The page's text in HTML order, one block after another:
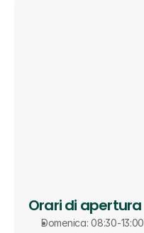
Orari di apertura
Domenica: 08:30-13:00